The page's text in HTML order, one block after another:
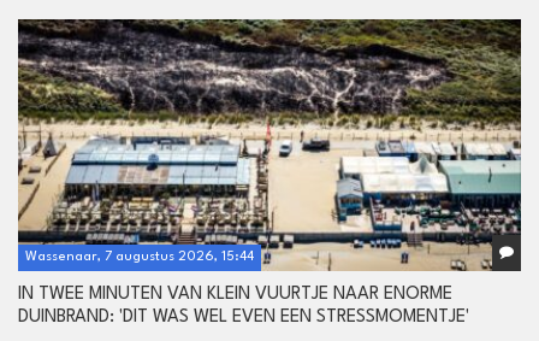
Wassenaar, 7 augustus 2026, 15:44
IN TWEE MINUTEN VAN KLEIN VUURTJE NAAR ENORME
DUINBRAND: 'DIT WAS WEL EVEN EEN STRESSMOMENTJE'